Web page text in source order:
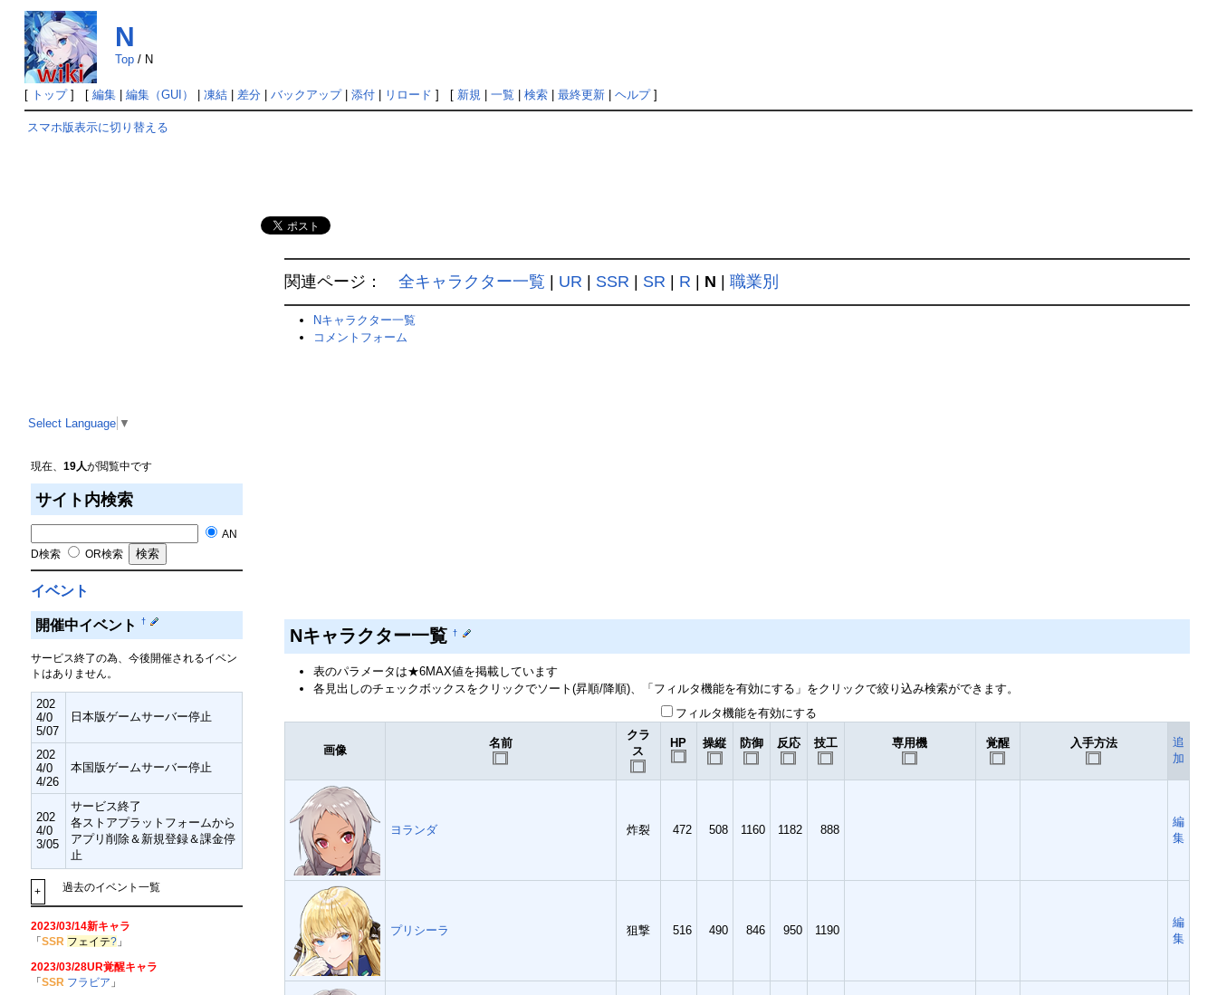
N
Top/ N
[ トップ] [ 編集| 編集（GUI） 凍結| 差分| バックアップ| 添付| リロード ] [ 新規| 一覧 検索| 最終更新| ヘルプ]
スマホ版表示に切り替える
Select Language ▼
現在、 19人が閲覧中です
サイト内検索
AN
D検索
OR検索
イベント
開催中イベント †
サービス終了の為、今後開催されるイベン
トはありません。
202
4/0
5/07
日本版ゲームサーバー停止
202
4/0
4/26
本国版ゲームサーバー停止
202
4/0
3/05
サービス終了
各ストアプラットフォームから
アプリ削除＆新規登録＆課金停
止
+ 過去のイベント一覧
2023/03/14新キャラ
「SSR フェイテ?」
2023/03/28UR覚醒キャラ
「 SSR フラビア 」
関連ページ： 全キャラクター一覧 | UR | SSR | SR | R | N | 職業別
Nキャラクター一覧
コメントフォーム
Nキャラクター一覧 †
表のパラメータは★6MAX値を掲載しています
各見出しのチェックボックスをクリックでソート(昇順/降順)、「フィルタ機能を有効にする」をクリックで絞り込み検索ができます。
フィルタ機能を有効にする
画像
名前
クラ
ス
HP 操縦 防御 反応 技工 専用機 覚醒 入手方法
追
加
ヨランダ 炸裂 472 508 1160 1182 888
編
集
プリシーラ 狙撃 516 490 846 950 1190
編
集